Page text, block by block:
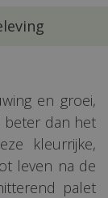
en groei,
beter dan het
kleurrijke,
leven na de
palet